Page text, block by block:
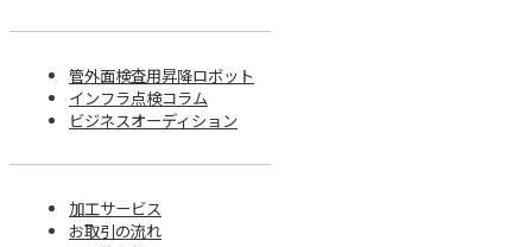
管外面検査用昇降ロボット
インフラ点検コラム
ビジネスオーディション
加工サービス
お取引の流れ